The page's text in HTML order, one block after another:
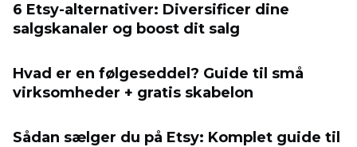
6 Etsy-alternativer: Diversificer dine
salgskanaler og boost dit salg
Hvad er en følgeseddel? Guide til små
virksomheder + gratis skabelon
Sådan sælger du på Etsy: Komplet guide til